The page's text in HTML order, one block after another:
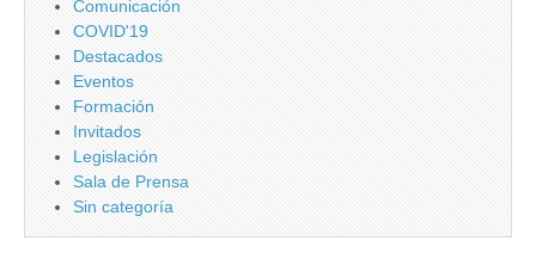
Comunicación
COVID'19
Destacados
Eventos
Formación
Invitados
Legislación
Sala de Prensa
Sin categoría